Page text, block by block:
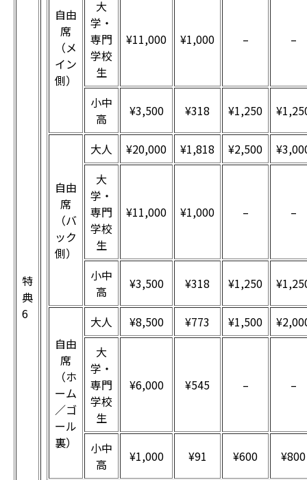
特
典
6
自由
席
（メ
イン
側）
大
学・
専門
学校
生
¥11,000 ¥1,000 – –
小中
高
¥3,500 ¥318 ¥1,250
自由
席
（バ
ック
側）
大人 ¥20,000 ¥1,818 ¥2,500
大
学・
専門
学校
生
¥11,000 ¥1,000 – –
小中
高
¥3,500 ¥318 ¥1,250
自由
席
（ホ
ーム
／ゴ
ール
裏）
大人 ¥8,500 ¥773 ¥1,500
大
学・
専門
学校
生
¥6,000 ¥545 – –
小中
高
¥1,000 ¥91 ¥600
¥800